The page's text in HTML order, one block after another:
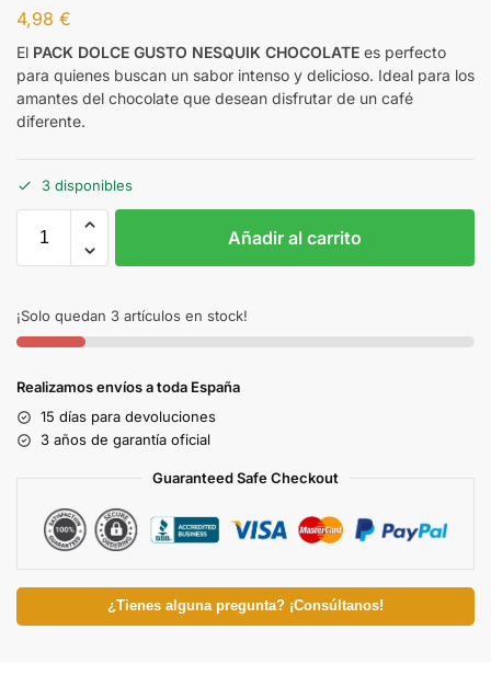
4,98 €
El PACK DOLCE GUSTO NESQUIK CHOCOLATE es perfecto
para quienes buscan un sabor intenso y delicioso. Ideal para los
amantes del chocolate que desean disfrutar de un café
diferente.
3 disponibles
Añadir al carrito
¡Solo quedan 3 artículos en stock!
Realizamos envíos a toda España
15 días para devoluciones
3 años de garantía oficial
Guaranteed Safe Checkout
¿Tienes alguna pregunta? ¡Consúltanos!